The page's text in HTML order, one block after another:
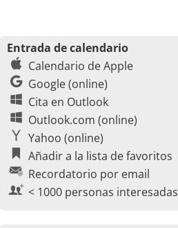
Entrada de calendario
Calendario de Apple
Google (online)
Cita en Outlook
Outlook.com (online)
Yahoo (online)
Añadir a la lista de favoritos
Recordatorio por email
< 1000 personas interesadas